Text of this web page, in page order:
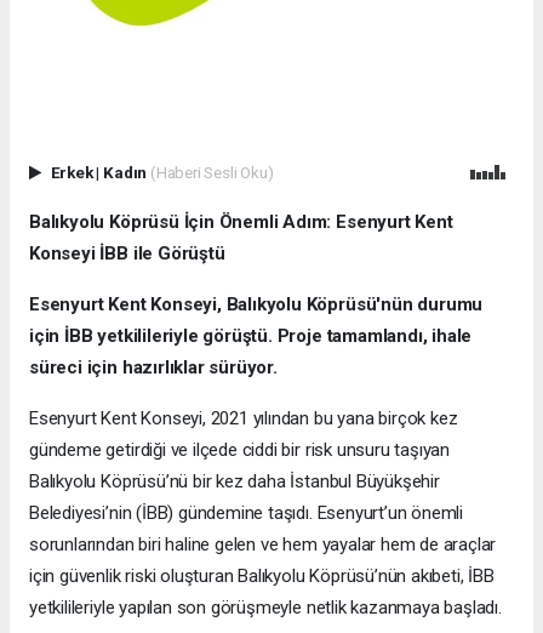
Erkek| Kadın (Haberi Sesli Oku)
Balıkyolu Köprüsü İçin Önemli Adım: Esenyurt Kent
Konseyi İBB ile Görüştü
Esenyurt Kent Konseyi, Balıkyolu Köprüsü'nün durumu
için İBB yetkilileriyle görüştü. Proje tamamlandı, ihale
süreci için hazırlıklar sürüyor.
Esenyurt Kent Konseyi, 2021 yılından bu yana birçok kez
gündeme getirdiği ve ilçede ciddi bir risk unsuru taşıyan
Balıkyolu Köprüsü’nü bir kez daha İstanbul Büyükşehir
Belediyesi’nin (İBB) gündemine taşıdı. Esenyurt’un önemli
sorunlarından biri haline gelen ve hem yayalar hem de araçlar
için güvenlik riski oluşturan Balıkyolu Köprüsü’nün akıbeti, İBB
yetkilileriyle yapılan son görüşmeyle netlik kazanmaya başladı.